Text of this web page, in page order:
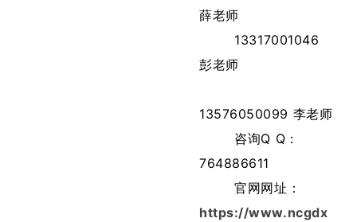
薛老师
13317001046
彭老师
13576050099 李老师
咨询Q Q：
764886611
官网网址：
https://www.ncgdx